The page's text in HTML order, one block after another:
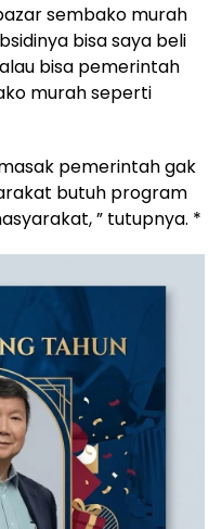
sembako murah
bisa saya beli
bisa pemerintah
murah seperti
masak pemerintah gak
butuh program
” tutupnya. *